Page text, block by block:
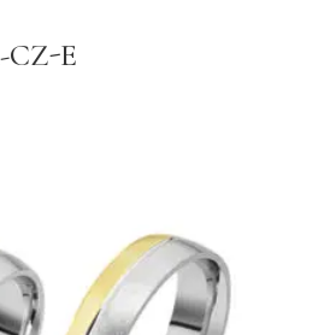
CZ-E